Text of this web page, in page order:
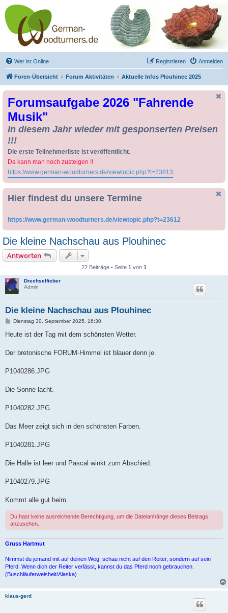
Drechseln und
Kunsthandwerk -
German-Woodturners
*Forum Sauerland*
Der Treffpunkt für Drechsler und Freunde des Kunsthandwerks
Wer ist Online Anmelden
Registrieren
Foren-Übersicht Forum Aktivitäten Aktuelle Infos Plouhinec 2025
Forumsaufgabe 2026 "Fahrende
Musik"
In diesem Jahr wieder mit gesponserten Preisen
!!!
Die erste Teilnehmerliste ist veröffentlicht.
Da kann man noch zusteigen !!
https://www.german-woodturners.de/viewtopic.php?t=23813
Hier findest du unsere Termine
https://www.german-woodturners.de/viewtopic.php?t=23612
Die kleine Nachschau aus Plouhinec
Antworten
22 Beiträge • Seite 1 von 1
Drechselfieber
Admin
Die kleine Nachschau aus Plouhinec
B
i
a
Dienstag 30. September 2025, 16:30
Heute ist der Tag mit dem schönsten Wetter.
Der bretonische FORUM-Himmel ist blauer denn je.
P1040286.JPG
Die Sonne lacht.
P1040282.JPG
Das Meer zeigt sich in den schönsten Farben.
P1040281.JPG
Die Halle ist leer und Pascal winkt zum Abschied.
P1040279.JPG
Kommt alle gut heim.
Du hast keine ausreichende Berechtigung, um die Dateianhänge dieses Beitrags
anzusehen.
Gruss Hartmut
Nimmst du jemand mit auf deinen Weg, schau nicht auf den Reiter, sondern auf sein
Pferd. Wenn dich der Reiter verlässt, kannst du das Pferd noch gebrauchen.
(Buschläuferweisheit/Alaska)
klaus-gerd